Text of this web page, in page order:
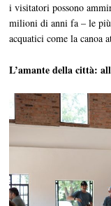
i visitatori possono
milioni di anni fa – le
acquatici come la canoa
L’amante della città: